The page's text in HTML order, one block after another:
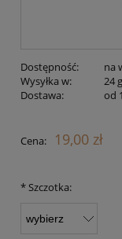
Dostępność:
na
Wysyłka w:
24
Dostawa:
od
Cena nie
Cena: 19,00 zł
*Szczotka: